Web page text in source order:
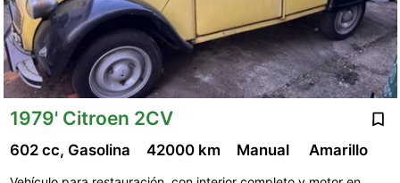
1979' Citroen 2CV
602 cc, Gasolina 42000 km Manual Amarillo